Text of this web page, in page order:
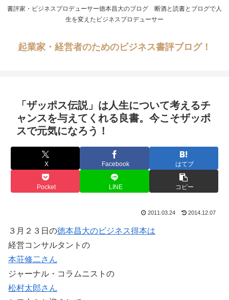
書評家・ビジネスプロデューサー徳本昌大のブログ 断酒と読書とブログで人
生を変えたビジネスプロデューサー
起業家・経営者のためのビジネス書評ブログ！
「ザッポス伝説」は人生について考えるチ
ャンスを与えてくれる良書。今こそザッポ
スで元気になろう！
X Facebook はてブ
Pocket LINE コピー
2011.03.24 2014.12.07
３月２３日の徳本昌大のビジネス得本は
経営コンサルタントの
本荘修二さん
ジャーナル・コラムニストの
松村太郎さん